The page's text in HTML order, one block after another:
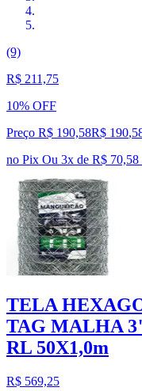
(9)
R$ 211,75
10% OFF
Preço R$ 190,58R$ 190,
no Pix Ou 3x de R$ 70,58
TELA
TAG MALHA
RL 50X1,0m
R$ 569,25